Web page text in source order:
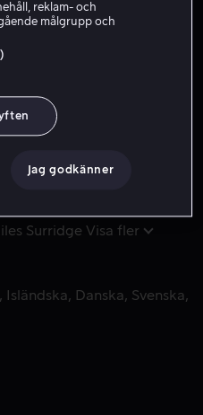
trailer
konfronterar den
konfronterar den
Hart sitt krossade
medan hans gamle vän
Surridge Visa fler
Isländska Danska
Svenska
reklam- och
målgrupp och
Jag godkänner